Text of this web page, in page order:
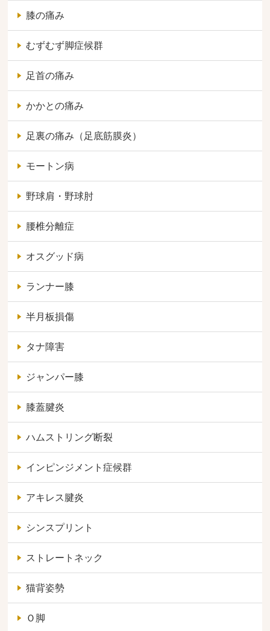
膝の痛み
むずむず脚症候群
足首の痛み
かかとの痛み
足裏の痛み（足底筋膜炎）
モートン病
野球肩・野球肘
腰椎分離症
オスグッド病
ランナー膝
半月板損傷
タナ障害
ジャンパー膝
膝蓋腱炎
ハムストリング断裂
インピンジメント症候群
アキレス腱炎
シンスプリント
ストレートネック
猫背姿勢
Ｏ脚